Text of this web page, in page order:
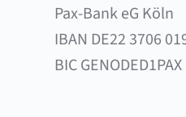
Pax-Bank eG Köln
IBAN DE22 3706
BIC GENODED1PAX